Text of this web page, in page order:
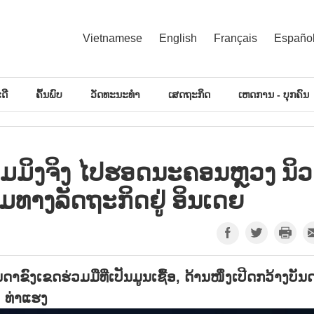
Vietnamese English Français
ຄົ້ນພົບ ວັດທະນະທຳ ເສດຖະກິດ ເຫດການ - ບຸກຄົນ
ມິງຈິງ ໄປຮອດນະຄອນຫຼວງ ນິວ
ທາງລັດຖະກິດຢູ່ ອິນເດຍ
ຂົງເຂດຮ່ວມມືທີ່ເປັນມູນເຊື້ອ, ດ້ານໜຶ່ງເປີດກວ້າງບັນ
າແຮງ